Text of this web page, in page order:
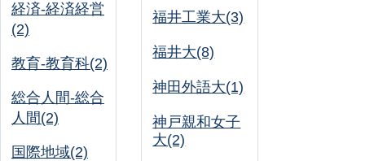
経済-経済経営
(2)
教育-教育科(2)
総合人間-総合
人間(2)
国際地域(2)
福井工業大(3)
福井大(8)
神田外語大(1)
神戸親和女子
大(2)